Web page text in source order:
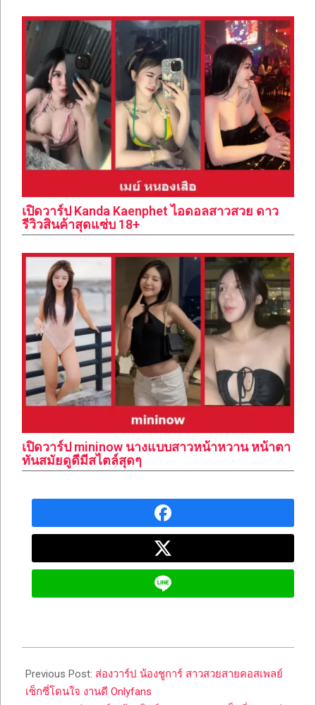
เปิดวาร์ป Kanda Kaenphet ไอดอลสาวสวย ดาว
รีวิวสินค้าสุดแซ่บ 18+
เปิดวาร์ป mininow นางแบบสาวหน้าหวาน หน้าตา
ทันสมัยดูดีมีสไตล์สุดๆ
05-
04
Previous Post: ส่องวาร์ป น้องชูการ์ สาวสวยสายคอสเพลย์
เซ็กซี่โดนใจ งานดี Onlyfans